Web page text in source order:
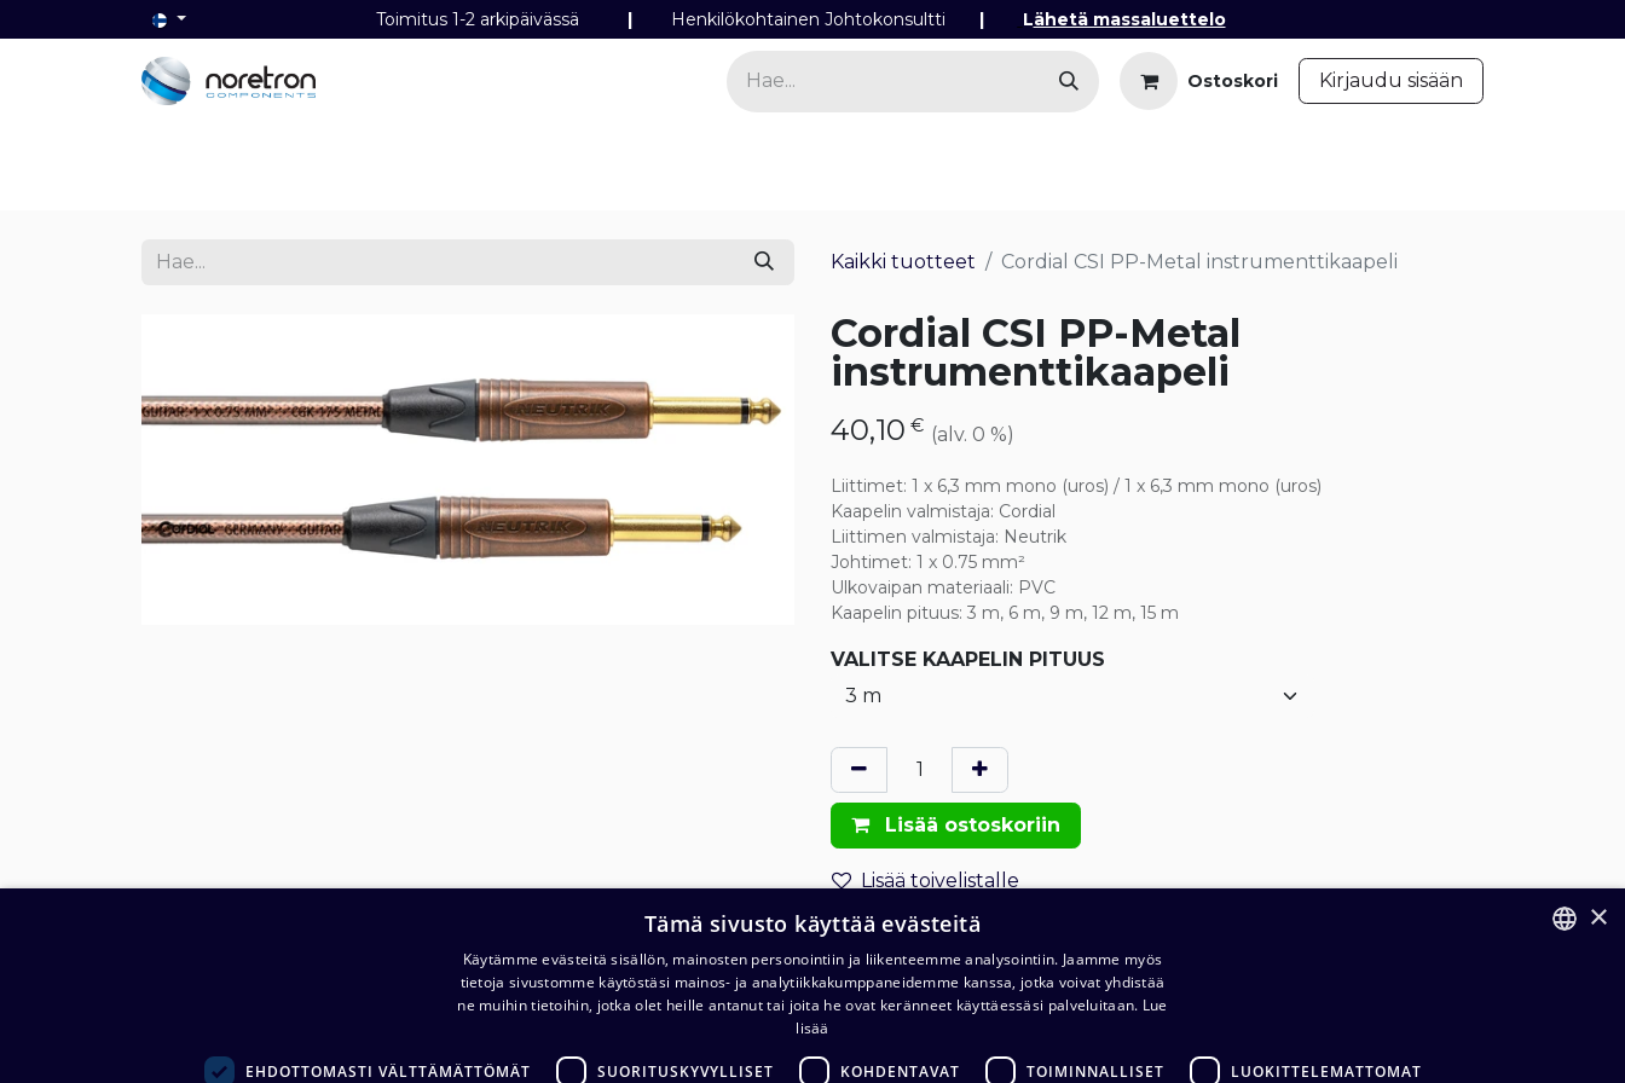
Toimitus 1-2 arkipäivässä | Henkilökohtainen Johtokonsultti | Lähetä massaluettelo​
Ostoskori Kirjaudu sisään
Kaikki tuotteet Cordial CSI PP-Metal instrumenttikaapeli
Cordial CSI PP-Metal
instrumenttikaapeli
40,10 € (alv. 0 %)
Liittimet: 1 x 6,3 mm mono (uros) / 1 x 6,3 mm mono (uros)
Kaapelin valmistaja: Cordial
Liittimen valmistaja: Neutrik
Johtimet: 1 x 0.75 mm²
Ulkovaipan materiaali: PVC
Kaapelin pituus: 3 m, 6 m, 9 m, 12 m, 15 m
VALITSE KAAPELIN PITUUS
Lisää ostoskoriin
Lisää toivelistalle
Lähetä sähköpostilla
Tilaus- ja toimitusehdot
×
Tämä sivusto käyttää evästeitä
Käytämme evästeitä sisällön, mainosten personointiin ja liikenteemme analysointiin. Jaamme myös
tietoja sivustomme käytöstäsi mainos- ja analytiikkakumppaneidemme kanssa, jotka voivat yhdistää
ne muihin tietoihin, jotka olet heille antanut tai joita he ovat keränneet käyttäessäsi palveluitaan. Lue
lisää
EHDOTTOMASTI VÄLTTÄMÄTTÖMÄT SUORITUSKYVYLLISET KOHDENTAVAT TOIMINNALLISET LUOKITTELEMATTOMAT